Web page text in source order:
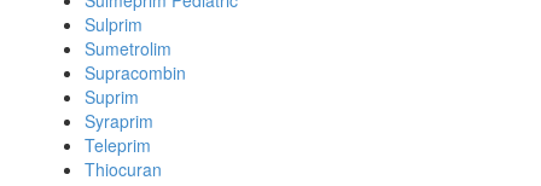
Sulprim
Sumetrolim
Supracombin
Suprim
Syraprim
Teleprim
Thiocuran